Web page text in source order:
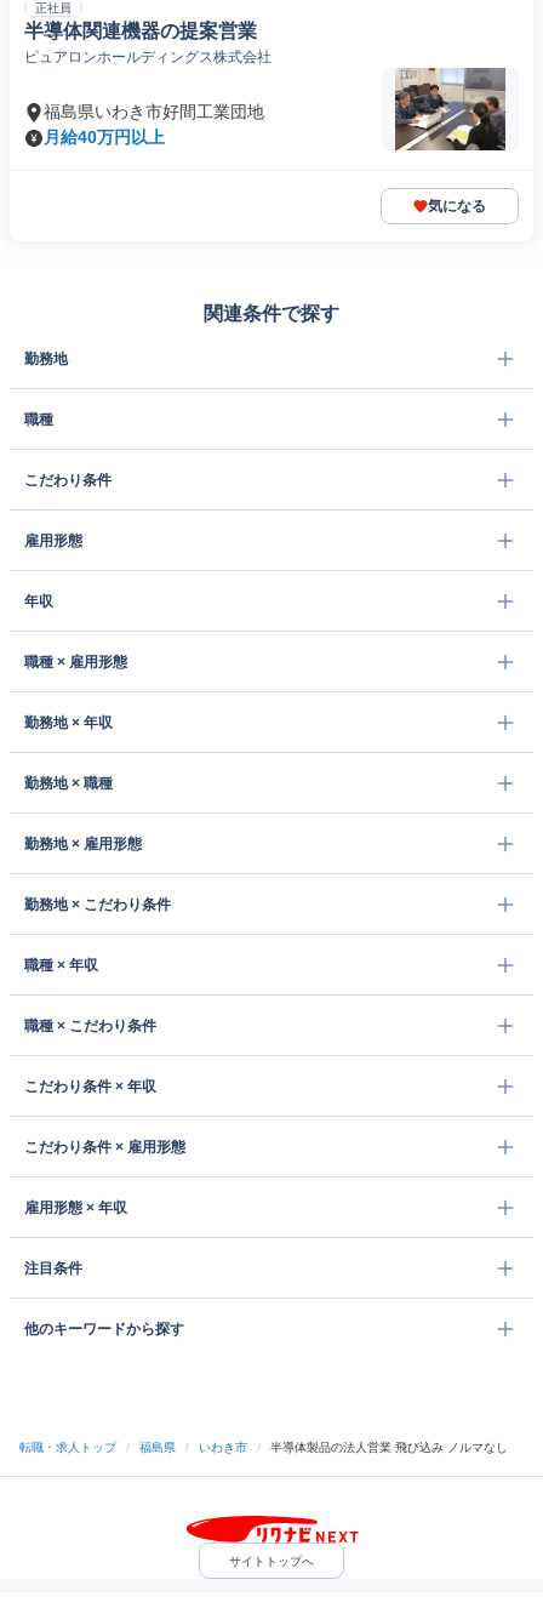
正社員
半導体関連機器の提案営業
ピュアロンホールディングス株式会社
福島県いわき市好間工業団地
月給40万円以上
気になる
関連条件で探す
勤務地
職種
こだわり条件
雇用形態
年収
職種 × 雇用形態
勤務地 × 年収
勤務地 × 職種
勤務地 × 雇用形態
勤務地 × こだわり条件
職種 × 年収
職種 × こだわり条件
こだわり条件 × 年収
こだわり条件 × 雇用形態
雇用形態 × 年収
注目条件
他のキーワードから探す
転職・求人トップ / 福島県 / いわき市 / 半導体製品の法人営業 飛び込み ノルマなし
サイトトップへ